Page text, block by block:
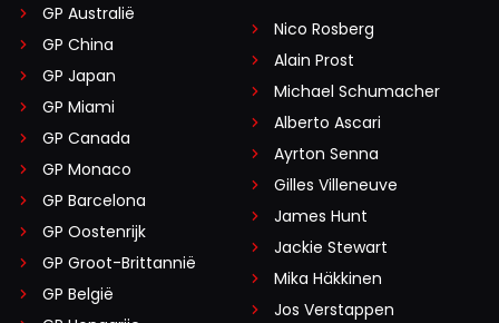
GP Australië
GP China
GP Japan
GP Miami
GP Canada
GP Monaco
GP Barcelona
GP Oostenrijk
GP Groot-Brittannië
GP België
Nico Rosberg
Alain Prost
Michael Schumacher
Alberto Ascari
Ayrton Senna
Gilles Villeneuve
James Hunt
Jackie Stewart
Mika Häkkinen
Jos Verstappen